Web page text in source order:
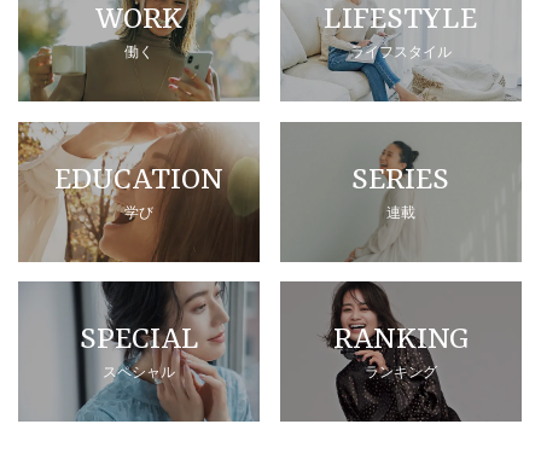
WORK
働く
LIFESTYLE
ライフスタイル
EDUCATION
学び
SERIES
連載
SPECIAL
スペシャル
RANKING
ランキング